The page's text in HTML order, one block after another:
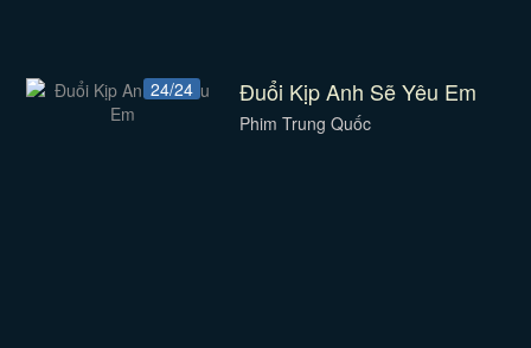
24/24 Đuổi Kịp Anh Sẽ Yêu Em
Phim Trung Quốc